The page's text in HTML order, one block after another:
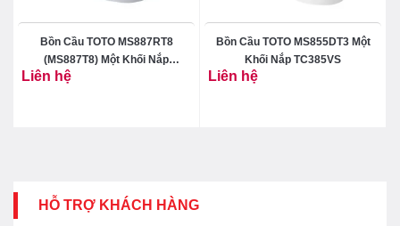
Bồn Cầu TOTO MS887RT8
(MS887T8) Một Khối Nắp
Liên hệ
Bồn Cầu TOTO MS855DT3 Một
Khối Nắp TC385VS
Liên hệ
HỖ TRỢ KHÁCH HÀNG